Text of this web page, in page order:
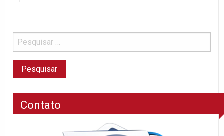
Contato